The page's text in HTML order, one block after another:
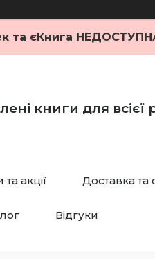
та єКнига
книги для всієї
акції Доставка та
Відгуки